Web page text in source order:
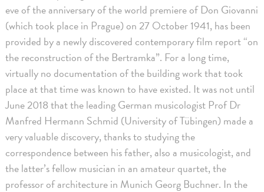
eve of the anniversary of the world premiere of Don Giovanni
(which took place in Prague) on 27 October 1941, has been
provided by a newly discovered contemporary film report “on
the reconstruction of the Bertramka”. For a long time,
virtually no documentation of the building work that took
place at that time was known to have existed. It was not until
June 2018 that the leading German musicologist Prof Dr
Manfred Hermann Schmid (University of Tübingen) made a
very valuable discovery, thanks to studying the
correspondence between his father, also a musicologist, and
the latter’s fellow musician in an amateur quartet, the
professor of architecture in Munich Georg Buchner. In the